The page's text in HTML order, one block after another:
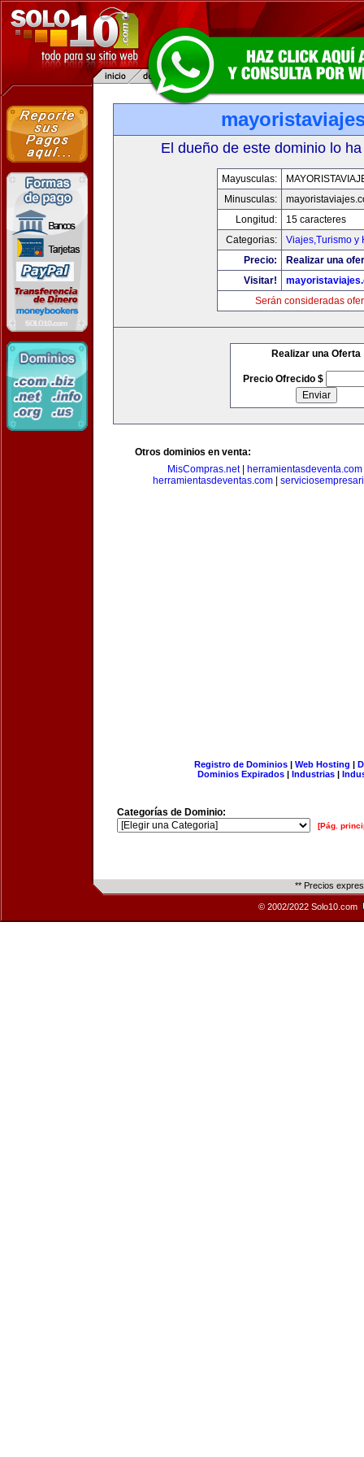
El dueño de este dominio lo
Mayusculas:
Minusculas:
Longitud:
15 caracteres
Categorias:
Viajes,Turismo y
Precio:
Realizar una
Visitar!
Serán consideradas
Realizar una Oferta
Precio Ofrecido $
Otros dominios en venta:
MisCompras.net| herramientasdeventa.com
herramientasdeventas.com
Registro de Dominios| Web Hosting |
Dominios Expirados | Industrias |
Categorías de Dominio:
[Pág.
** Precios
© 2002/2022 Solo10.com